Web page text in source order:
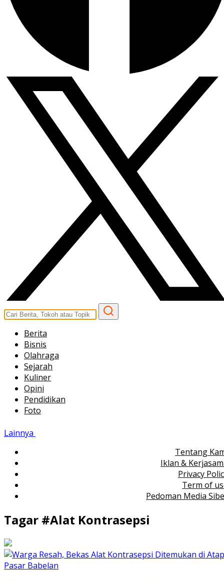
Berita
Bisnis
Olahraga
Sejarah
Kuliner
Opini
Pendidikan
Foto
Lainnya
Tentang
Iklan &
Privacy
Term of
Pedoman Media
Tagar #Alat Kontrasepsi